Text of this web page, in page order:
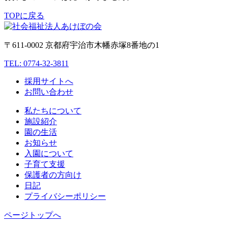
TOPに戻る
〒611-0002 京都府宇治市木幡赤塚8番地の1
TEL: 0774-32-3811
採用サイトへ
お問い合わせ
私たちについて
施設紹介
園の生活
お知らせ
入園について
子育て支援
保護者の方向け
日記
プライバシーポリシー
ページトップへ